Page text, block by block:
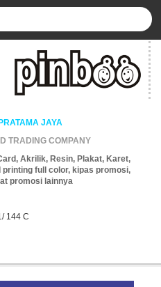
JAYA
TRADING COMPANY
Akrilik, Resin, Plakat, Karet,
full color, kipas promosi,
promosi lainnya
144 C